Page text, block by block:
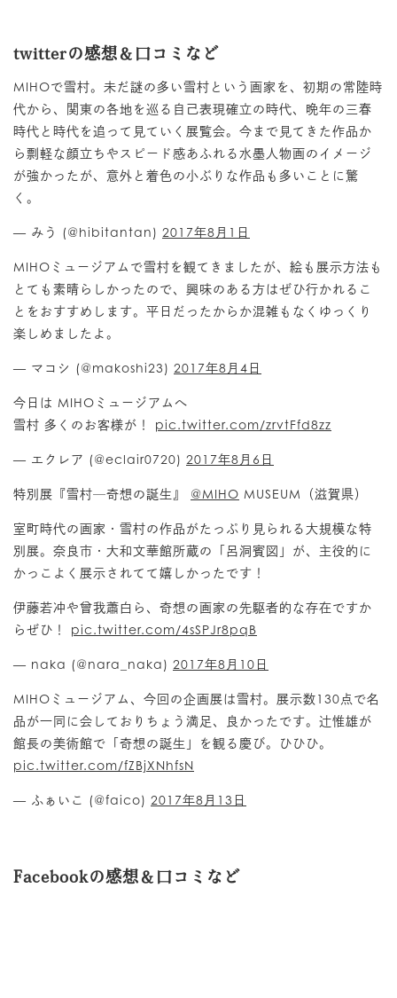
twitterの感想＆口コミなど
MIHOで雪村。未だ謎の多い雪村という画家を、初期の常陸時
代から、関東の各地を巡る自己表現確立の時代、晩年の三春
時代と時代を追って見ていく展覧会。今まで見てきた作品か
ら剽軽な顔立ちやスピード感あふれる水墨人物画のイメージ
が強かったが、意外と着色の小ぶりな作品も多いことに驚
く。
— みう (@hibitantan) 2017年8月1日
MIHOミュージアムで雪村を観てきましたが、絵も展示方法も
とても素晴らしかったので、興味のある方はぜひ行かれるこ
とをおすすめします。平日だったからか混雑もなくゆっくり
楽しめましたよ。
— マコシ (@makoshi23) 2017年8月4日
今日は MIHOミュージアムへ
雪村 多くのお客様が！ pic.twitter.com/zrvtFfd8zz
— エクレア (@eclair0720) 2017年8月6日
特別展『雪村─奇想の誕生』 @MIHO MUSEUM（滋賀県）
室町時代の画家・雪村の作品がたっぷり見られる大規模な特
別展。奈良市・大和文華館所蔵の「呂洞賓図」が、主役的に
かっこよく展示されてて嬉しかったです！
伊藤若冲や曾我蕭白ら、奇想の画家の先駆者的な存在ですか
らぜひ！ pic.twitter.com/4sSPJr8pqB
— naka (@nara_naka) 2017年8月10日
MIHOミュージアム、今回の企画展は雪村。展示数130点で名
品が一同に会しておりちょう満足、良かったです。辻惟雄が
館長の美術館で「奇想の誕生」を観る慶び。ひひひ。
pic.twitter.com/fZBjXNhfsN
— ふぁいこ (@faico) 2017年8月13日
Facebookの感想＆口コミなど